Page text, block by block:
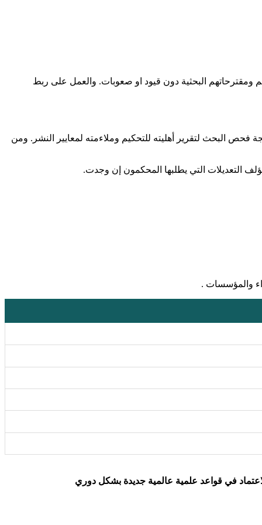
ومقترحاتهم البحثية دون قيود او صعوبات. والعمل على ربط
فحص البحث لتقرير أهليته للتحكيم وملاءمته لمعايير النشر. ومن
التعديلات التي يطلبها المحكمون إن وجدت.
والمؤسسات .
في قواعد علمية عالمية جديدة بشكل دوري